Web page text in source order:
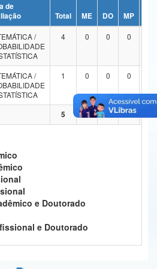
e Comunicações
de
Total ME DO MP
/
4 0 0 0
/
1 0 0 0
5 0 0 0
e Doutorado
e Doutorado